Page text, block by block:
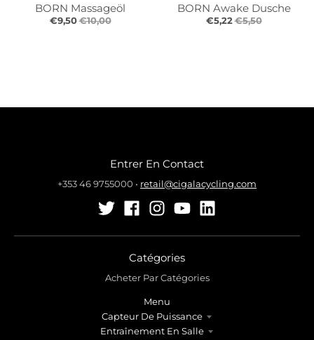
BORN Massageöl
€9,50€10,00
BORN Awake Dusche
€5,22€5,50
Entrer En Contact
+353 46 9755000 • retail@cigalacycling.com
Catégories
Acheter Par Catégories
Menu
Capteur De Puissance
Entraînement En Salle